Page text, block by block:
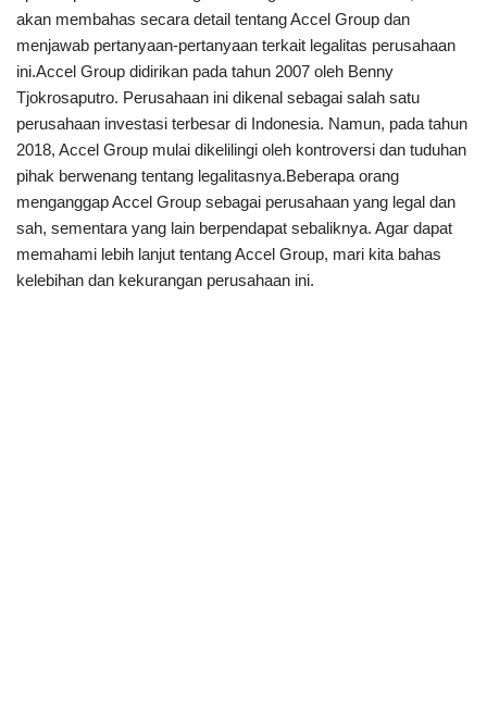
akan membahas secara detail tentang Accel Group dan
menjawab pertanyaan-pertanyaan terkait legalitas perusahaan
ini.Accel Group didirikan pada tahun 2007 oleh Benny
Tjokrosaputro. Perusahaan ini dikenal sebagai salah satu
perusahaan investasi terbesar di Indonesia. Namun, pada tahun
2018, Accel Group mulai dikelilingi oleh kontroversi dan tuduhan
pihak berwenang tentang legalitasnya.Beberapa orang
menganggap Accel Group sebagai perusahaan yang legal dan
sah, sementara yang lain berpendapat sebaliknya. Agar dapat
memahami lebih lanjut tentang Accel Group, mari kita bahas
kelebihan dan kekurangan perusahaan ini.